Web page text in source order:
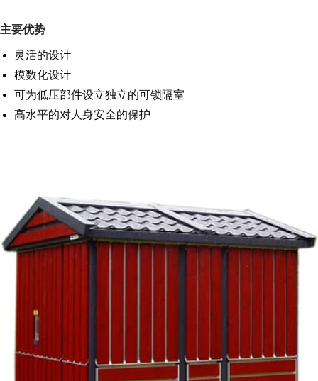
主要优势
灵活的设计
模数化设计
可为低压部件设立独立的可锁隔室
高水平的对人身安全的保护